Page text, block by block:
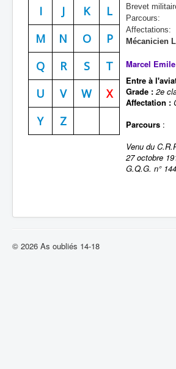
Formation
Doctrines
Batailles
Cahiers des As
I
J K
L
M
N O
P
Q
R S
T
U
V W
X
Y
Z
Brevet
Parcours:
Affectations:
Mécanicien
Marcel
Entre à
Grade : 2e
Affectation :
Parcours :
Venu du
27 octobre
G.Q.G. n°
© 2026 As oubliés 14-18